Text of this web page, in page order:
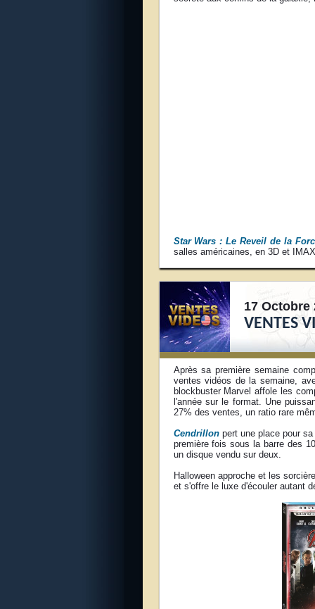
Star Wars : Le Reveil de la
salles américaines, en 3D et
17 Octobre
VENTES
Après sa première semaine
ventes vidéos de la semaine,
blockbuster Marvel affole les
l'année sur le format. Une
27% des ventes, un ratio rare
Cendrillonpert une place pour
première fois sous la barre des
un disque vendu sur deux.
Halloween approche et les
et s'offre le luxe d'écouler autant